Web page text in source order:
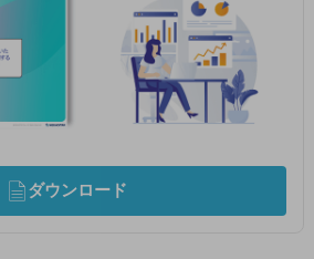
ダウンロード